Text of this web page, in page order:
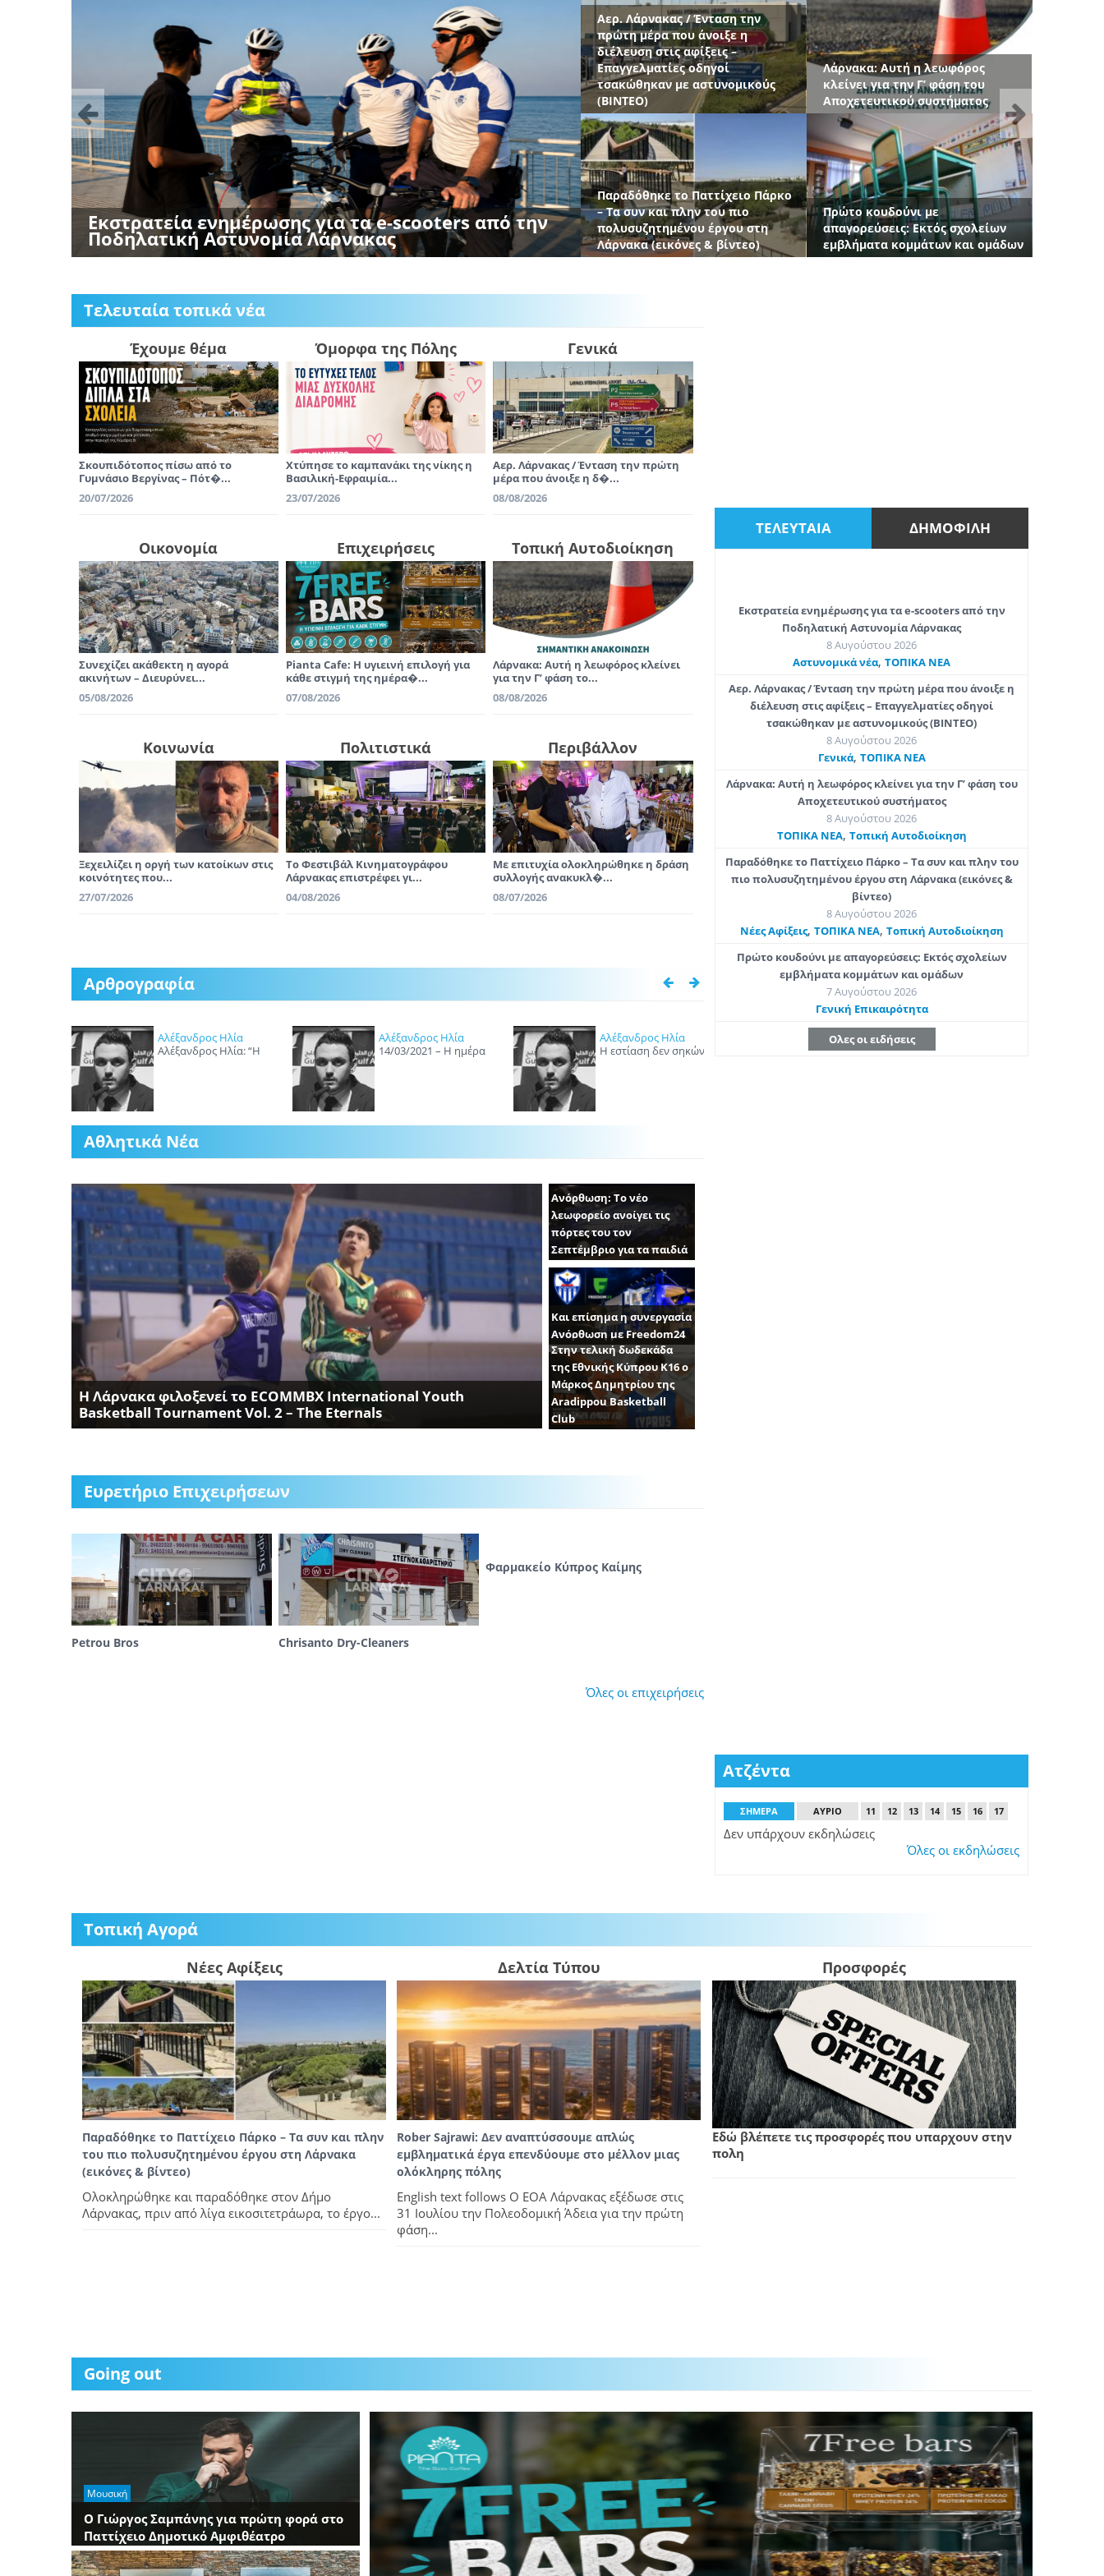
Πορεία Μνήμης Ισάακ-Σολωμού: Κλείνουν
συμβολικά τα οδοφράγματα - Αύριο η μεγάλη
πορεία «με οδηγό τη μνήμη»
Αεροδρόμιο Λάρνακας: Όλες οι
πληροφορίες για το άνοιγμα του
δρόμου προς αφίξεις
Pianta Cafe: Η υγιεινή επιλογή για
κάθε στιγμή της ημέρας με 7Free
Bars
Η Λάρνακα φιλοξενεί το
ECOMMBX International Youth
Basketball Tournament Vol. 2 – The
Eternals
Θεσμοθετούνται οι ετήσιες
«Υποτροφίες Κώστας Τσιελεπής»
για φοιτητές και φοιτήτριες του
ΤΕΠΑΚ
Previous Next
Τελευταία τοπικά νέα
Έχουμε θέμα
Σκουπιδότοπος πίσω από το
Γυμνάσιο Βεργίνας – Πότ�...
20/07/2026
Όμορφα της Πόλης
Χτύπησε το καμπανάκι της νίκης η
Βασιλική-Εφραιμία...
23/07/2026
Γενικά
Αερ. Λάρνακας / Ένταση την πρώτη
μέρα που άνοιξε η δ�...
08/08/2026
Οικονομία
Συνεχίζει ακάθεκτη η αγορά
ακινήτων – Διευρύνει...
05/08/2026
Επιχειρήσεις
Pianta Cafe: Η υγιεινή επιλογή για
κάθε στιγμή της ημέρα�...
07/08/2026
Τοπική Αυτοδιοίκηση
Λάρνακα: Αυτή η λεωφόρος κλείνει
για την Γ’ φάση το...
08/08/2026
Κοινωνία
Ξεχειλίζει η οργή των κατοίκων στις
κοινότητες που...
27/07/2026
Πολιτιστικά
Το Φεστιβάλ Κινηματογράφου
Λάρνακας επιστρέφει γι...
04/08/2026
Περιβάλλον
Με επιτυχία ολοκληρώθηκε η δράση
συλλογής ανακυκλ�...
08/07/2026
Αρθρογραφία
Αλέξανδρος Ηλία
Αλέξανδρος Ηλία: “Η
Αλέξανδρος Ηλία
14/03/2021 – Η ημέρα
Αλέξανδρος Ηλία
H εστίαση δεν σηκώνει
Αλέξανδρος Ηλία
“Άλλαξέ το”: Μια νέα
Αθλητικά Νέα
Η Λάρνακα φιλοξενεί το ECOMMBX International Youth
Basketball Tournament Vol. 2 – The Eternals
Ανόρθωση: Το νέο
λεωφορείο ανοίγει τις
πόρτες του τον
Σεπτέμβριο για τα παιδιά
Και επίσημα η συνεργασία
Ανόρθωση με Freedom24
Στην τελική δωδεκάδα
της Εθνικής Κύπρου Κ16 ο
Μάρκος Δημητρίου της
Aradippou Basketball
Club
Ευρετήριο Επιχειρήσεων
Petrou Bros Chrisanto Dry-Cleaners
Φαρμακείο Κύπρος Καίμης
Όλες οι επιχειρήσεις
ΤΕΛΕΥΤΑΙΑ ΔΗΜΟΦΙΛΗ
Εκστρατεία ενημέρωσης για τα e-scooters από την
Ποδηλατική Αστυνομία Λάρνακας
8 Αυγούστου 2026
Aστυνομικά νέα,ΤΟΠΙΚΑ ΝΕΑ
Αερ. Λάρνακας / Ένταση την πρώτη μέρα που άνοιξε η
διέλευση στις αφίξεις – Επαγγελματίες οδηγοί
τσακώθηκαν με αστυνομικούς (ΒΙΝΤΕΟ)
8 Αυγούστου 2026
Γενικά, ΤΟΠΙΚΑ ΝΕΑ
Λάρνακα: Αυτή η λεωφόρος κλείνει για την Γ’ φάση του
Αποχετευτικού συστήματος
8 Αυγούστου 2026
ΤΟΠΙΚΑ ΝΕΑ, Τοπική Αυτοδιοίκηση
Παραδόθηκε το Παττίχειο Πάρκο – Τα συν και πλην του
πιο πολυσυζητημένου έργου στη Λάρνακα (εικόνες &
βίντεο)
8 Αυγούστου 2026
Νέες Αφίξεις, ΤΟΠΙΚΑ ΝΕΑ, Τοπική Αυτοδιοίκηση
Πρώτο κουδούνι με απαγορεύσεις: Εκτός σχολείων
εμβλήματα κομμάτων και ομάδων
7 Αυγούστου 2026
Γενική Επικαιρότητα
Ολες οι ειδήσεις
Ατζέντα
ΣΗΜΕΡΑ AYΡIO 11 12 13 14 15 16 17
Δεν υπάρχουν εκδηλώσεις
Όλες οι εκδηλώσεις
Τοπική Αγορά
Νέες Αφίξεις
Παραδόθηκε το Παττίχειο Πάρκο – Τα συν και πλην
του πιο πολυσυζητημένου έργου στη Λάρνακα
(εικόνες & βίντεο)
Ολοκληρώθηκε και παραδόθηκε στον Δήμο
Λάρνακας, πριν από λίγα εικοσιτετράωρα, το έργο...
Δελτία Τύπου
Rober Sajrawi: Δεν αναπτύσσουμε απλώς
εμβληματικά έργα επενδύουμε στο μέλλον μιας
ολόκληρης πόλης
English text follows Ο ΕΟΑ Λάρνακας εξέδωσε στις
31 Ιουλίου την Πολεοδομική Άδεια για την πρώτη
φάση...
Προσφορές
Εδώ βλέπετε τις προσφορές που υπαρχουν στην
πολη
Going out
Μουσική
Ο Γιώργος Σαμπάνης για πρώτη φορά στο
Παττίχειο Δημοτικό Αμφιθέατρο
Λάρνακας!